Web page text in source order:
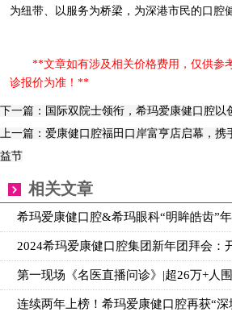
为纽带、以服务为桥梁，为深港市民的口腔
**文章如有涉及相关价格费用，仅供参
诊报价为准！**
下一篇：国际双院士领衔，希玛爱康健口腔以
上一篇：爱康健口腔福田口岸富亨店启幕，携
益节
相关文章
希玛爱康健口腔&希玛眼科“明眸皓齿”